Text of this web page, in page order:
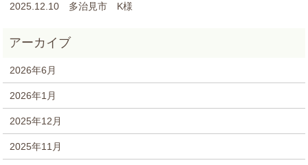
2025.12.10 多治見市 K様
2026年6月
2026年1月
2025年12月
2025年11月